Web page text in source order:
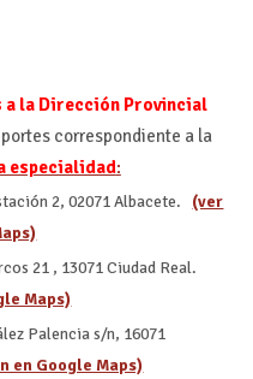
la Dirección Provincial
correspondiente a la
especialidad:
2, 02071 Albacete. (ver
21 , 13071 Ciudad Real.
Maps)
Palencia s/n, 16071
en Google Maps)